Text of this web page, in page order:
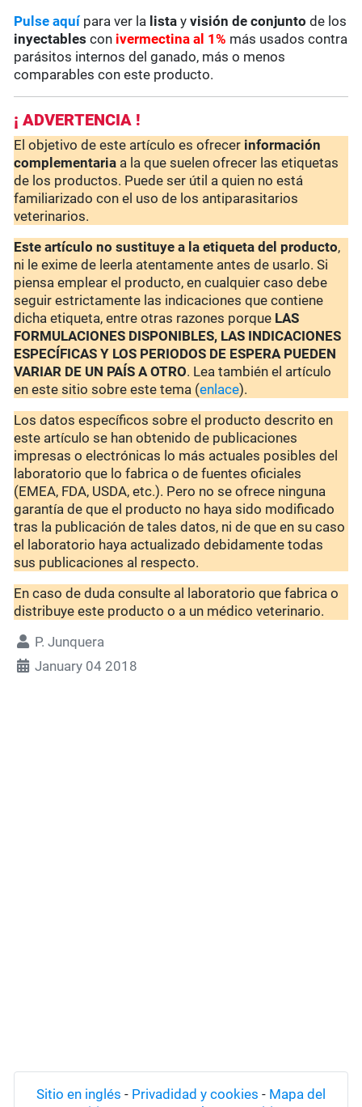
Pulse aquí para ver la lista yvisión de conjunto de los
inyectables con ivermectina al 1% más usados contra
parásitos internos del ganado, más o menos
comparables con este producto.
¡ ADVERTENCIA !
El objetivo de este artículo es ofrecer información
complementaria a la que suelen ofrecer las etiquetas
de los productos. Puede ser útil a quien no está
familiarizado con el uso de los antiparasitarios
veterinarios.
Este artículo no sustituye a la etiqueta del producto,
ni le exime de leerla atentamente antes de usarlo. Si
piensa emplear el producto, en cualquier caso debe
seguir estrictamente las indicaciones que contiene
dicha etiqueta, entre otras razones porque LAS
FORMULACIONES DISPONIBLES, LAS INDICACIONES
ESPECÍFICAS Y LOS PERIODOS DE ESPERA PUEDEN
VARIAR DE UN PAÍS A OTRO. Lea también el artículo
en este sitio sobre este tema (enlace).
Los datos específicos sobre el producto descrito en
este artículo se han obtenido de publicaciones
impresas o electrónicas lo más actuales posibles del
laboratorio que lo fabrica o de fuentes oficiales
(EMEA, FDA, USDA, etc.). Pero no se ofrece ninguna
garantía de que el producto no haya sido modificado
tras la publicación de tales datos, ni de que en su caso
el laboratorio haya actualizado debidamente todas
sus publicaciones al respecto.
En caso de duda consulte al laboratorio que fabrica o
distribuye este producto o a un médico veterinario.
P. Junquera
January 04 2018
Sitio en inglés - Privadidad y cookies - Mapa del